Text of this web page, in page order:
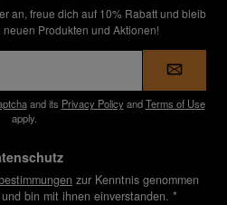
an, freue dich auf 10% Rabatt und bleib
Produkten und Aktionen!
and its Privacy Policy andTerms of Use
apply.
zur Kenntnis genommen
bin mit ihnen einverstanden. *